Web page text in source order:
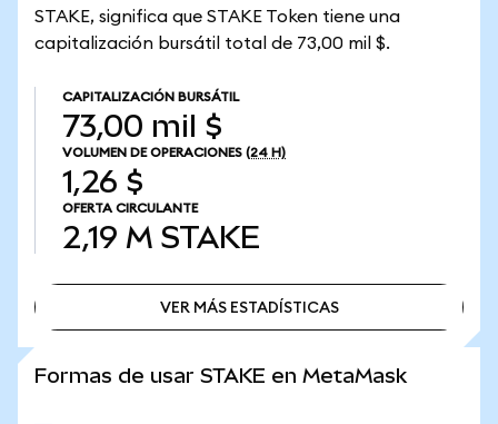
STAKE, significa que STAKE Token tiene una
capitalización bursátil total de 73,00 mil $.
CAPITALIZACIÓN BURSÁTIL
73,00 mil $
VOLUMEN DE OPERACIONES (24 H)
1,26 $
OFERTA CIRCULANTE
2,19 M STAKE
VER MÁS ESTADÍSTICAS
Formas de usar STAKE en MetaMask